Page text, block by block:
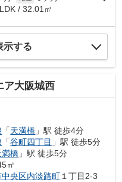
/ 32.01㎡
示する
ア大阪城西
「天満橋 」駅 徒歩4分
「谷町四丁目 」駅 徒歩5分
満橋 」駅 徒歩5分
㎡
中央区内淡路町１丁目2-3